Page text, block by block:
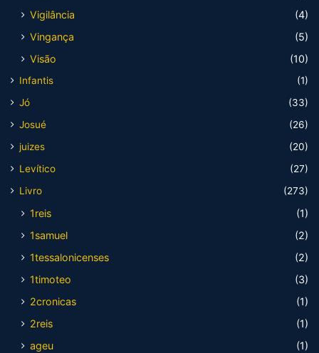
Vigilância
(4)
Vingança
(5)
Visão
(10)
Infantis
(1)
Jó
(33)
Josué
(26)
juizes
(20)
Levítico
(27)
Livro
(273)
1reis
(1)
1samuel
(2)
1tessalonicenses
(2)
1timoteo
(3)
2cronicas
(1)
2reis
(1)
ageu
(1)